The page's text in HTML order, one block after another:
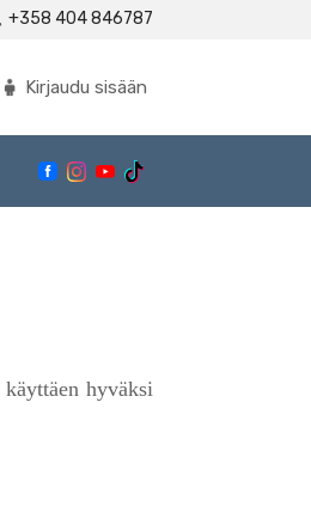
+358 404 846787
Kirjaudu sisään
hyväksi